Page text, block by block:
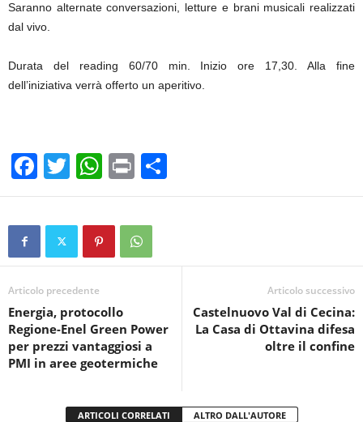
Saranno alternate conversazioni, letture e brani musicali realizzati
dal vivo.
Durata del reading 60/70 min. Inizio ore 17,30. Alla fine
dell’iniziativa verrà offerto un aperitivo.
F
a
c
b
o
o
k
T
wi
tt
W
h
at
s
A
p
Pr
in
t
o
vi
Articolo precedente
Energia, protocollo
Regione-Enel Green Power
per prezzi vantaggiosi a
PMI in aree geotermiche
Articolo successivo
Castelnuovo Val di Cecina:
La Casa di Ottavina difesa
oltre il confine
ARTICOLI CORRELATI ALTRO DALL'AUTORE